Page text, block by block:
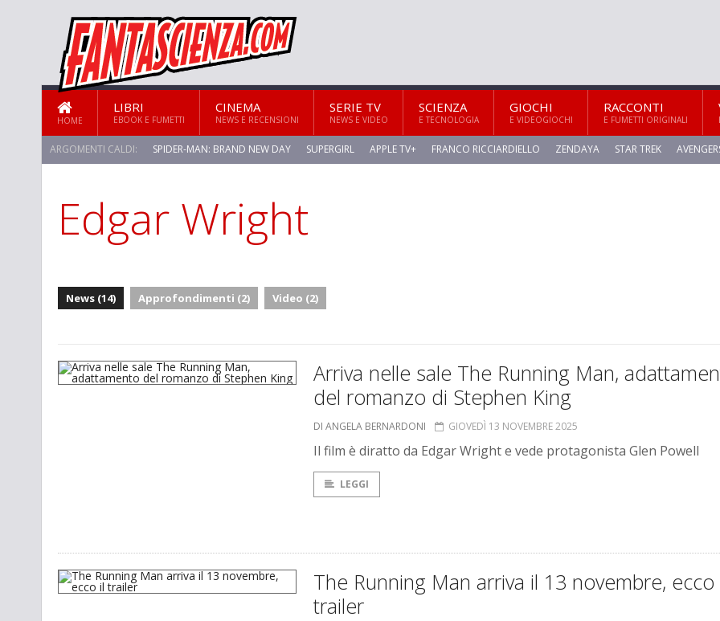
HOME
LIBRI
EBOOK E FUMETTI
CINEMA
NEWS E RECENSIONI
SERIE TV
NEWS E VIDEO
SCIENZA
E TECNOLOGIA
GIOCHI
E VIDEOGIOCHI
RACCONTI
E FUMETTI ORIGINALI
ARGOMENTI CALDI: SPIDER-MAN: BRAND NEW DAY SUPERGIRL APPLE TV+ FRANCO RICCIARDIELLO ZENDAYA STAR TREK
Edgar Wright
News (14) Approfondimenti (2) Video (2)
Arriva nelle sale The Running Man,
del romanzo di Stephen King
DI ANGELA BERNARDONI GIOVEDÌ 13 NOVEMBRE 2025
Il film è diratto da Edgar Wright e vede protagonista Glen Powell
LEGGI
The Running Man arriva il 13 novembre, ecco
trailer